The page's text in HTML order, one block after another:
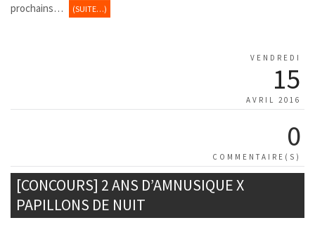
prochains…
(SUITE…)
VENDREDI
15
AVRIL 2016
0
COMMENTAIRE(S)
[CONCOURS] 2 ANS D’AMNUSIQUE X
PAPILLONS DE NUIT